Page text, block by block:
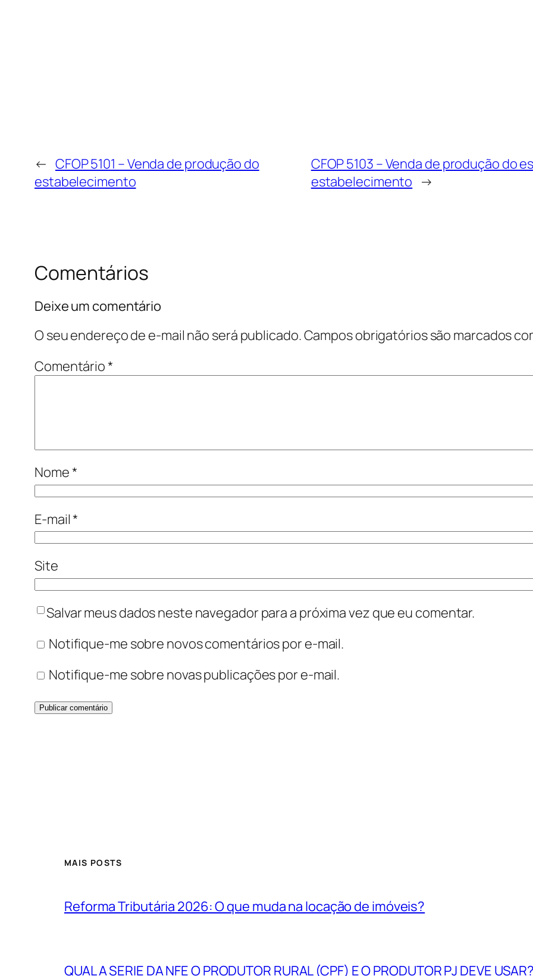
← CFOP 5101 – Venda de produção do
estabelecimento
CFOP 5103 – Venda de produção
estabelecimento →
Comentários
Deixe um comentário
O seu endereço de e-mail não será publicado.Campos obrigatórios são marcados
Comentário*
Nome*
E-mail*
Site
Salvar meus dados neste navegador para a próxima vez que eu comentar.
Notifique-me sobre novos comentários por e-mail.
Notifique-me sobre novas publicações por e-mail.
MAIS POSTS
Reforma Tributária 2026: O que muda na locação de imóveis?
QUAL A SERIE DA NFE O PRODUTOR RURAL (CPF) E O PRODUTOR PJ DEVE